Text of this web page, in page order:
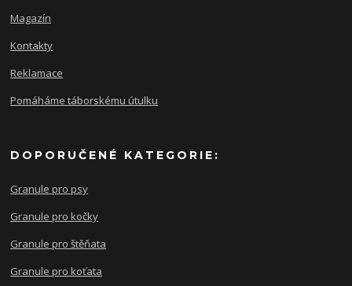
Magazín
Kontakty
Reklamace
Pomáháme táborskému útulku
DOPORUČENÉ KATEGORIE:
Granule pro psy
Granule pro kočky
Granule pro štěňata
Granule pro koťata